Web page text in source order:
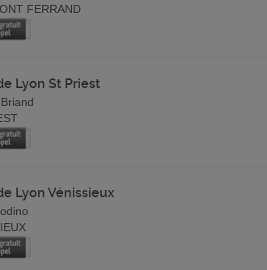
FERRAND
Lyon St Priest
Lyon Vénissieux